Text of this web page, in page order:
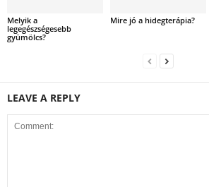
Melyik a
legegészségesebb
gyümölcs?
Mire jó a hidegterápia?
LEAVE A REPLY